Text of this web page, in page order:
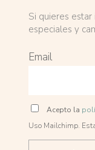
Si quieres
especiales y
Email
Acepto la
Uso Mailchimp.